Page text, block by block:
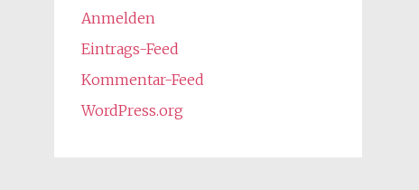
Anmelden
Eintrags-Feed
Kommentar-Feed
WordPress.org